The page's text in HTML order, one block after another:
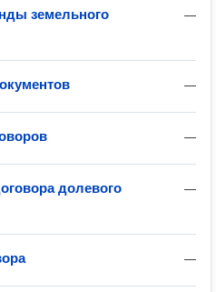
—
земельного
—
—
—
долевого
—